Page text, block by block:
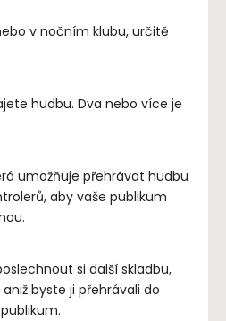
v nočním klubu, určitě
hudbu. Dva nebo více je
umožňuje přehrávat hudbu
aby vaše publikum
si další skladbu,
byste ji přehrávali do